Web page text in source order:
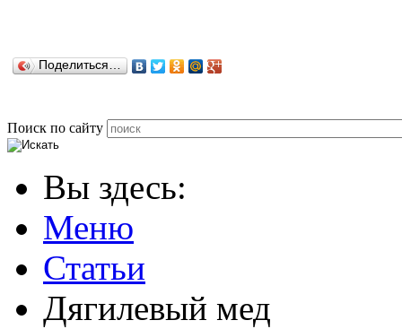
Поделиться…
Поиск по сайту
Вы здесь:
Меню
Статьи
Дягилевый мед